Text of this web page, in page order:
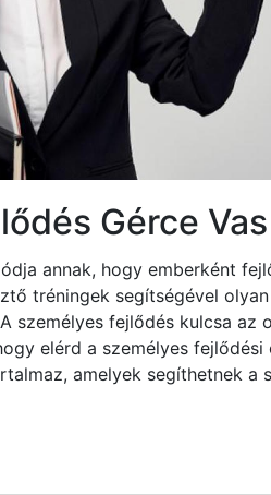
Gérce
annak, hogy emberként
tréningek segítségével
személyes fejlődés kulcsa az
elérd a személyes
amelyek segíthetnek a